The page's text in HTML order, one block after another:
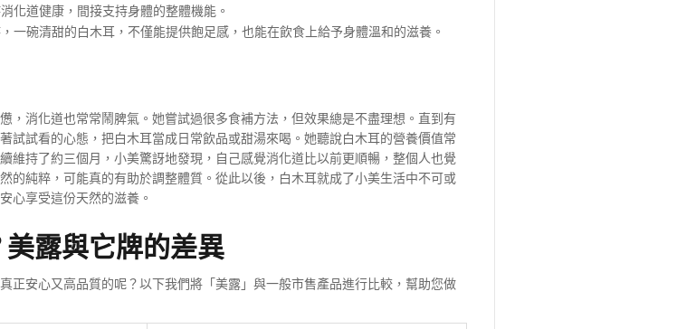
化道健康，間接支持身體的整體機能。
一碗清甜的白木耳，不僅能提供飽足感，也能在飲食上給予身體溫和的滋養。
，消化道也常常鬧脾氣。她嘗試過很多食補方法，但效果總是不盡理想。直到有
試試看的心態，把白木耳當成日常飲品或甜湯來喝。她聽說白木耳的營養價值常
維持了約三個月，小美驚訝地發現，自己感覺消化道比以前更順暢，整個人也覺
的純粹，可能真的有助於調整體質。從此以後，白木耳就成了小美生活中不可或
心享受這份天然的滋養。
露與它牌的差異
正安心又高品質的呢？以下我們將「美露」與一般市售產品進行比較，幫助您做